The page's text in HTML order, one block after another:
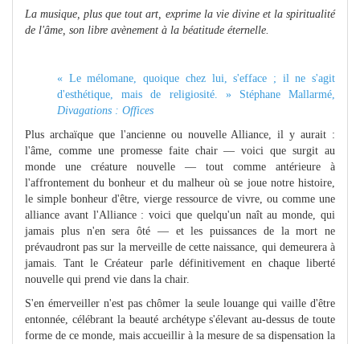
La musique, plus que tout art, exprime la vie divine et la spiritualité
de l'âme, son libre avènement à la béatitude éternelle.
« Le mélomane, quoique chez lui, s'efface ; il ne s'agit
d'esthétique, mais de religiosité. » Stéphane Mallarmé,
Divagations : Offices
Plus archaïque que l'ancienne ou nouvelle Alliance, il y aurait :
l'âme, comme une promesse faite chair — voici que surgit au
monde une créature nouvelle — tout comme antérieure à
l'affrontement du bonheur et du malheur où se joue notre histoire,
le simple bonheur d'être, vierge ressource de vivre, ou comme une
alliance avant l'Alliance : voici que quelqu'un naît au monde, qui
jamais plus n'en sera ôté — et les puissances de la mort ne
prévaudront pas sur la merveille de cette naissance, qui demeurera à
jamais. Tant le Créateur parle définitivement en chaque liberté
nouvelle qui prend vie dans la chair.
S'en émerveiller n'est pas chômer la seule louange qui vaille d'être
entonnée, célébrant la beauté archétype s'élevant au-dessus de toute
forme de ce monde, mais accueillir à la mesure de sa dispensation la